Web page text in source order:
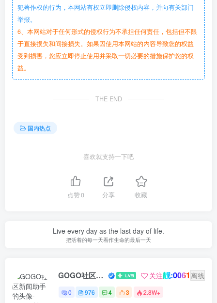
犯著作权的行为，本网站有权立即删除侵权内容，并向有关部门
举报。
6、本网站对于任何形式的侵权行为不承担任何责任，包括但不限
于直接损失和间接损失。如果因使用本网站的内容导致您的权益
受到损害，您应立即停止使用并采取一切必要的措施保护您的权
益。
THE END
国内热点
喜欢就支持一下吧
点赞0 分享 收藏
Live every day as the last day of life.
把活着的每一天看作生命的最后一天
GOGO社区新闻助手 关注靓:0061 离线
0 976 4 3 2.8W+